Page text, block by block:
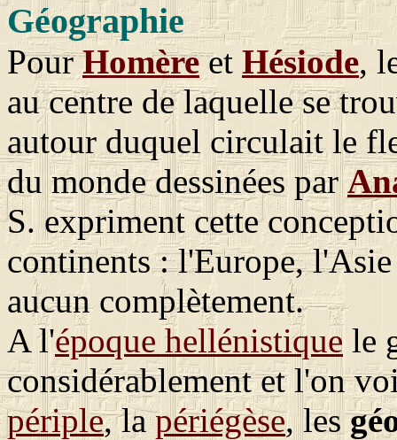
Géographie
PourHomèreet Hésiode,
au centre de laquelle se
autour duquel circulait le
du monde dessinées par
S. expriment cette
continents : l'Europe,
aucun complètement.
A l'époque hellénistique le
considérablement et l'on
périple, lapériégèse, les